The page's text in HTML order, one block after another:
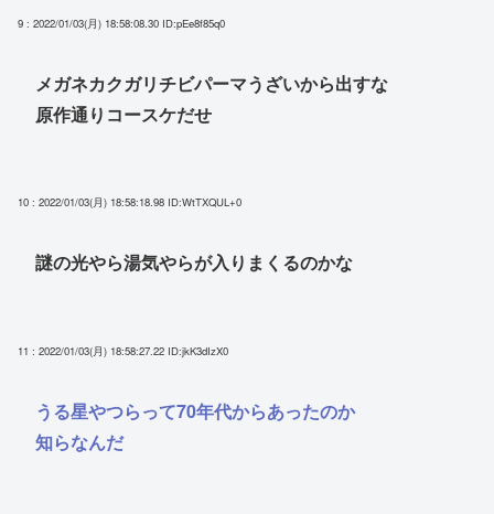
9 : 2022/01/03(月) 18:58:08.30 ID:pEe8f85q0
メガネカクガリチビパーマうざいから出すな
原作通りコースケだせ
10 : 2022/01/03(月) 18:58:18.98 ID:WtTXQUL+0
謎の光やら湯気やらが入りまくるのかな
11 : 2022/01/03(月) 18:58:27.22 ID:jkK3dIzX0
うる星やつらって70年代からあったのか
知らなんだ